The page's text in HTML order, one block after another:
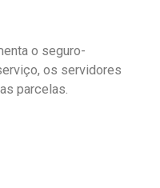
o seguro-
os servidores
parcelas.